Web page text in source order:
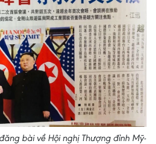
bài về Hội nghị Thượng đỉnh Mỹ-